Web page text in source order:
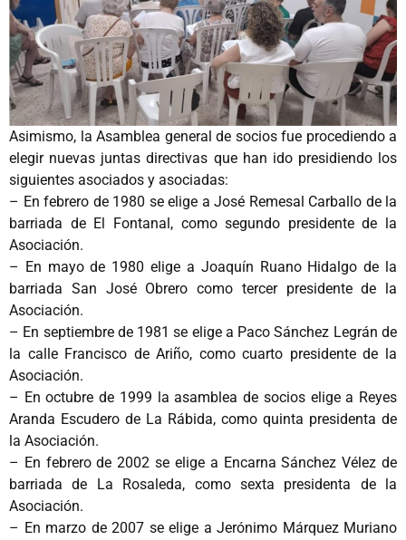
Asimismo, la Asamblea general de socios fue procediendo a
elegir nuevas juntas directivas que han ido presidiendo los
siguientes asociados y asociadas:
– En febrero de 1980 se elige a José Remesal Carballo de la
barriada de El Fontanal, como segundo presidente de la
Asociación.
– En mayo de 1980 elige a Joaquín Ruano Hidalgo de la
barriada San José Obrero como tercer presidente de la
Asociación.
– En septiembre de 1981 se elige a Paco Sánchez Legrán de
la calle Francisco de Ariño, como cuarto presidente de la
Asociación.
– En octubre de 1999 la asamblea de socios elige a Reyes
Aranda Escudero de La Rábida, como quinta presidenta de
la Asociación.
– En febrero de 2002 se elige a Encarna Sánchez Vélez de
barriada de La Rosaleda, como sexta presidenta de la
Asociación.
– En marzo de 2007 se elige a Jerónimo Márquez Muriano